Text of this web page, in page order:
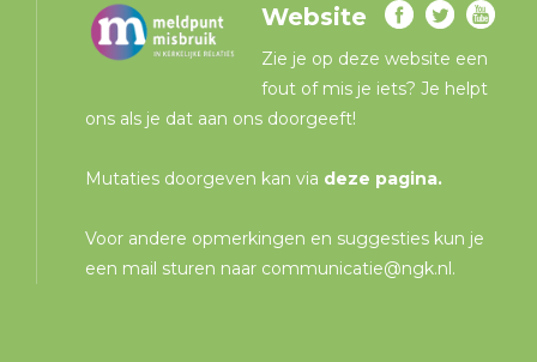
Website
Zie je op deze website een
fout of mis je iets? Je helpt
ons als je dat aan ons doorgeeft!
Mutaties doorgeven kan via deze pagina.
Voor andere opmerkingen en suggesties kun je
een mail sturen naar communicatie@ngk.nl.